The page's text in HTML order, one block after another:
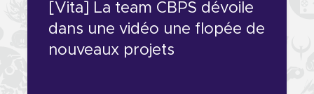
[Vita] La team CBPS dévoile
dans une vidéo une flopée de
nouveaux projets